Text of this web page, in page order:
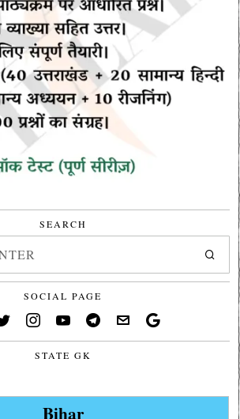
SEARCH
SOCIAL PAGE
STATE GK
Bihar